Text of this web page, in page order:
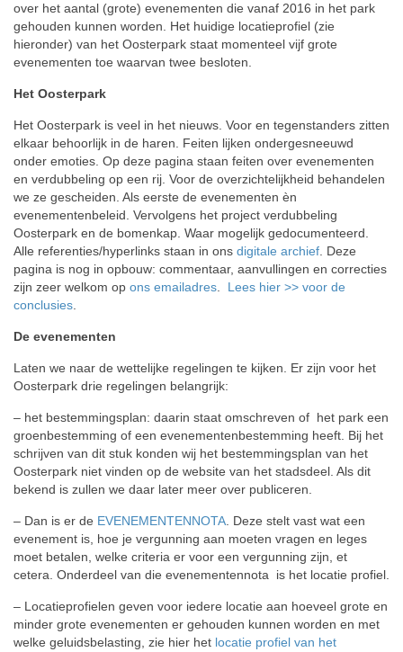
over het aantal (grote) evenementen die vanaf 2016 in het park
gehouden kunnen worden. Het huidige locatieprofiel (zie
hieronder) van het Oosterpark staat momenteel vijf grote
evenementen toe waarvan twee besloten.
Het Oosterpark
Het Oosterpark is veel in het nieuws. Voor en tegenstanders zitten
elkaar behoorlijk in de haren. Feiten lijken ondergesneeuwd
onder emoties. Op deze pagina staan feiten over evenementen
en verdubbeling op een rij. Voor de overzichtelijkheid behandelen
we ze gescheiden. Als eerste de evenementen èn
evenementenbeleid. Vervolgens het project verdubbeling
Oosterpark en de bomenkap. Waar mogelijk gedocumenteerd.
Alle referenties/hyperlinks staan in ons digitale archief . Deze
pagina is nog in opbouw: commentaar, aanvullingen en correcties
zijn zeer welkom op ons emailadres
Lees hier >> voor de
conclusies
De evenementen
Laten we naar de wettelijke regelingen te kijken. Er zijn voor het
Oosterpark drie regelingen belangrijk:
– het bestemmingsplan: daarin staat omschreven of het park een
groenbestemming of een evenementenbestemming heeft. Bij het
schrijven van dit stuk konden wij het bestemmingsplan van het
Oosterpark niet vinden op de website van het stadsdeel. Als dit
bekend is zullen we daar later meer over publiceren.
– Dan is er de EVENEMENTENNOTA . Deze stelt vast wat een
evenement is, hoe je vergunning aan moeten vragen en leges
moet betalen, welke criteria er voor een vergunning zijn, et
cetera. Onderdeel van die evenementennota is het locatie profiel.
– Locatieprofielen geven voor iedere locatie aan hoeveel grote en
minder grote evenementen er gehouden kunnen worden en met
welke geluidsbelasting, zie hier het locatie profiel van het